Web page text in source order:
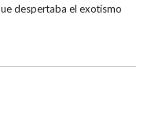
despertaba el exotismo